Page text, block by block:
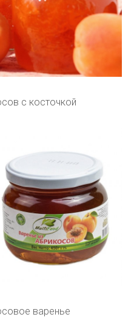
с косточкой
варенье